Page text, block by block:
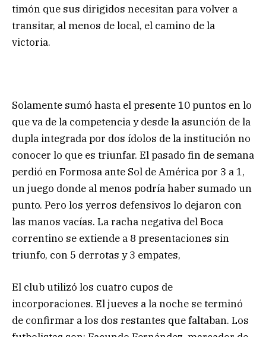
timón que sus dirigidos necesitan para volver a
transitar, al menos de local, el camino de la
victoria.
Solamente sumó hasta el presente 10 puntos en lo
que va de la competencia y desde la asunción de la
dupla integrada por dos ídolos de la institución no
conocer lo que es triunfar. El pasado fin de semana
perdió en Formosa ante Sol de América por 3 a 1,
un juego donde al menos podría haber sumado un
punto. Pero los yerros defensivos lo dejaron con
las manos vacías. La racha negativa del Boca
correntino se extiende a 8 presentaciones sin
triunfo, con 5 derrotas y 3 empates,
El club utilizó los cuatro cupos de
incorporaciones. El jueves a la noche se terminó
de confirmar a los dos restantes que faltaban. Los